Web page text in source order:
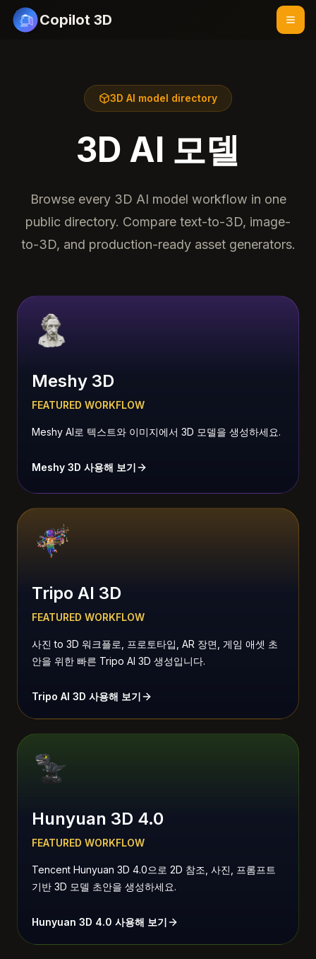
Copilot 3D
3D AI model directory
3D AI 모델
Browse every 3D AI model workflow in one
public directory. Compare text-to-3D, image-
to-3D, and production-ready asset generators.
Meshy 3D
FEATURED WORKFLOW
Meshy AI로 텍스트와 이미지에서 3D 모델을 생성하세요.
Meshy 3D 사용해 보기
Tripo AI 3D
FEATURED WORKFLOW
사진 to 3D 워크플로, 프로토타입, AR 장면, 게임 애셋 초
안을 위한 빠른 Tripo AI 3D 생성입니다.
Tripo AI 3D 사용해 보기
Hunyuan 3D 4.0
FEATURED WORKFLOW
Tencent Hunyuan 3D 4.0으로 2D 참조, 사진, 프롬프트
기반 3D 모델 초안을 생성하세요.
Hunyuan 3D 4.0 사용해 보기